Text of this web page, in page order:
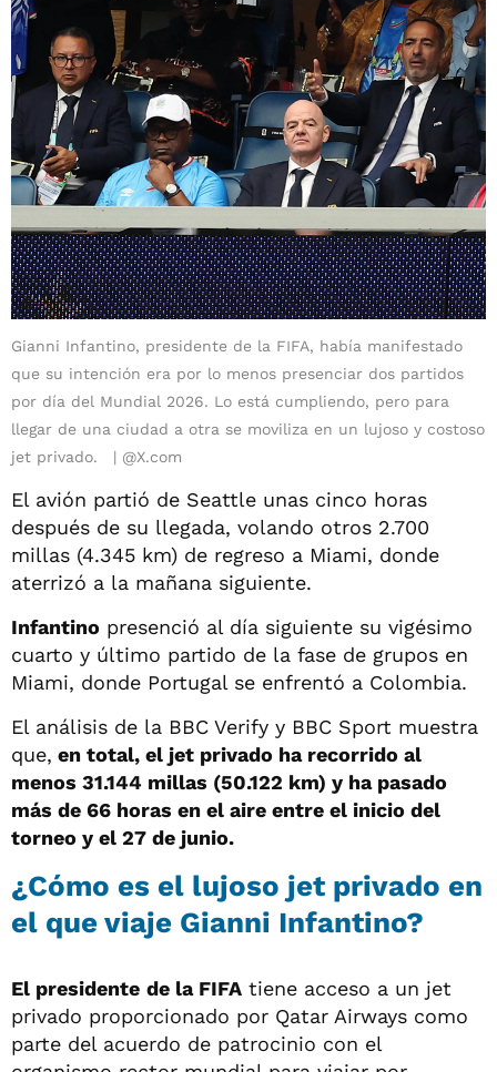
Gianni Infantino, presidente de la FIFA, había manifestado
que su intención era por lo menos presenciar dos partidos
por día del Mundial 2026. Lo está cumpliendo, pero para
llegar de una ciudad a otra se moviliza en un lujoso y costoso
jet privado.
@X.com
El avión partió de Seattle unas cinco horas
después de su llegada, volando otros 2.700
millas (4.345 km) de regreso a Miami, donde
aterrizó a la mañana siguiente.
Infantino presenció al día siguiente su vigésimo
cuarto y último partido de la fase de grupos en
Miami, donde Portugal se enfrentó a Colombia.
El análisis de la BBC Verify y BBC Sport muestra
que, en total, el jet privado ha recorrido al
menos 31.144 millas (50.122 km) y ha pasado
más de 66 horas en el aire entre el inicio del
torneo y el 27 de junio.
¿Cómo es el lujoso jet privado en
el que viaje Gianni Infantino?
El presidente de la FIFA tiene acceso a un jet
privado proporcionado por Qatar Airways como
parte del acuerdo de patrocinio con el